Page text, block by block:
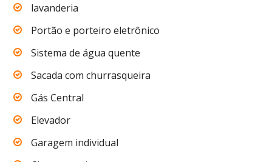
lavanderia
Portão e porteiro eletrônico
Sistema de água quente
Sacada com churrasqueira
Gás Central
Elevador
Garagem individual